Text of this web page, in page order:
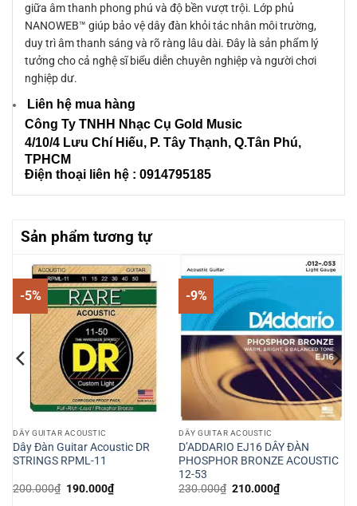
giữa âm thanh phong phú và độ bền vượt trội. Lớp phủ
NANOWEB™ giúp bảo vệ dây đàn khỏi tác nhân môi trường,
duy trì âm thanh sáng và rõ ràng lâu dài. Đây là sản phẩm lý
tưởng cho cả nghệ sĩ biểu diễn chuyên nghiệp và người chơi
nghiệp dư.
Liên hệ mua hàng
Công Ty TNHH Nhạc Cụ Gold Music
4/10/4 Lưu Chí Hiếu, P. Tây Thạnh, Q.Tân Phú,
TPHCM
Điện thoại liên hệ : 0914795185
Sản phẩm tương tự
-5%
DÂY GUITAR ACOUSTIC
Dây Đàn Guitar Acoustic DR
STRINGS RPML-11
200.000₫ Giá
190.000₫Giá
hiện
-9%
DÂY GUITAR ACOUSTIC
D’ADDARIO EJ16 DÂY ĐÀN
PHOSPHOR BRONZE ACOUSTIC
12-53
230.000₫ Giá
210.000₫Giá
hiện